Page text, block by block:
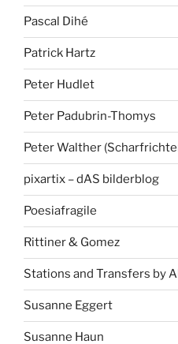
Pascal Dihé
Patrick Hartz
Peter Hudlet
Peter Padubrin-Thomys
Peter Walther
pixartix – dAS bilderblog
Poesiafragile
Rittiner & Gomez
Stations and Transfers by
Susanne Eggert
Susanne Haun